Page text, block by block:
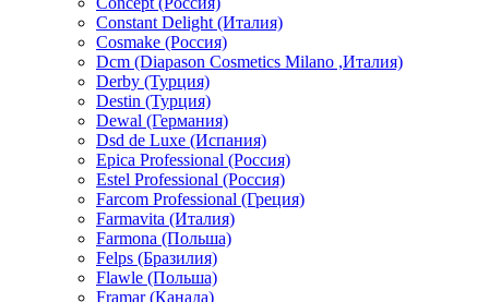
Constant Delight (Италия)
Cosmake (Россия)
Dcm (Diapason Cosmetics Milano ,Италия)
Derby (Турция)
Destin (Турция)
Dewal (Германия)
Dsd de Luxe (Испания)
Epica Professional (Россия)
Estel Professional (Россия)
Farcom Professional (Греция)
Farmavita (Италия)
Farmona (Польша)
Felps (Бразилия)
Flawle (Польша)
Framar (Канада)